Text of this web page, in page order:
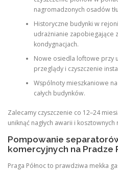
nagromadzonych osadów
Historyczne budynki w
udrażnianie zapobiegające
kondygnacjach.
Nowe osiedla loftowe przy
przeglądy i czyszczenie
Wspólnoty mieszkaniowe na
całych budynków.
Zalecamy czyszczenie co 12–24
uniknąć nagłych awarii i
Pompowanie
komercyjnych na Pradze
Praga Północ to prawdziwa mekka